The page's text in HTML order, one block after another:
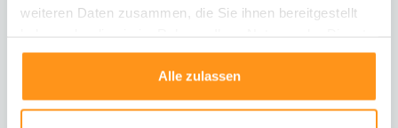
weiteren Daten zusammen, die Sie ihnen bereitgestellt
gesammelt haben.
Alle zulassen
Direkt chatten